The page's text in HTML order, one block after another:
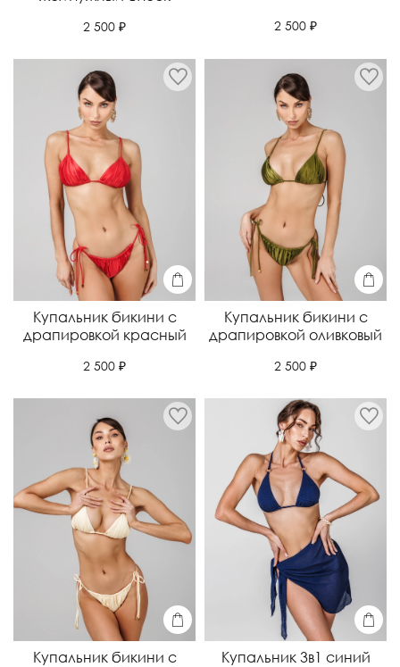
2 500 ₽ 2 500 ₽
Купальник бикини с
драпировкой красный
2 500 ₽
Купальник бикини с
драпировкой оливковый
2 500 ₽
Купальник бикини с
Купальник 3в1 синий